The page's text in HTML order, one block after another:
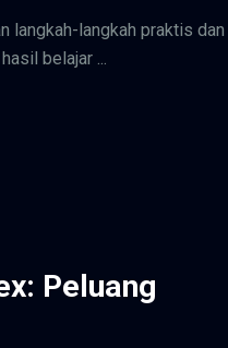
langkah-langkah praktis dan
belajar ...
Peluang